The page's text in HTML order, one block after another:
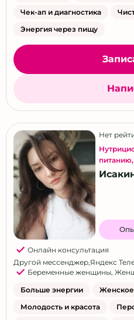
Чек-ап и диагностика
Энергия через пищу
Нет
питанию,
Онлайн консультация
Другой мессенджер,Яндекс
Беременные женщины,
Больше энергии
Женское
Молодость и красота